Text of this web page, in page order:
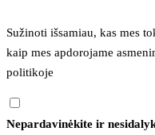
Sužinoti išsamiau, kas mes
kaip mes apdorojame
politikoje
Nepardavinėkite ir